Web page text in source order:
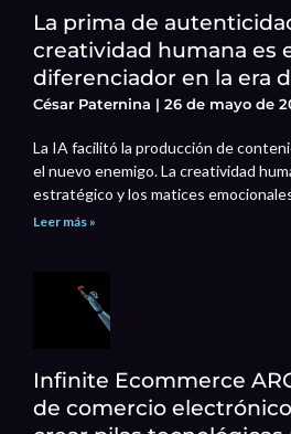
La prima de
creatividad humana es
diferenciador en la era
César Paternina 26 de mayo de
La IA facilitó la producción de
el nuevo enemigo. La creatividad
estratégico y los matices
Leer más »
Infinite Ecommerce
de comercio